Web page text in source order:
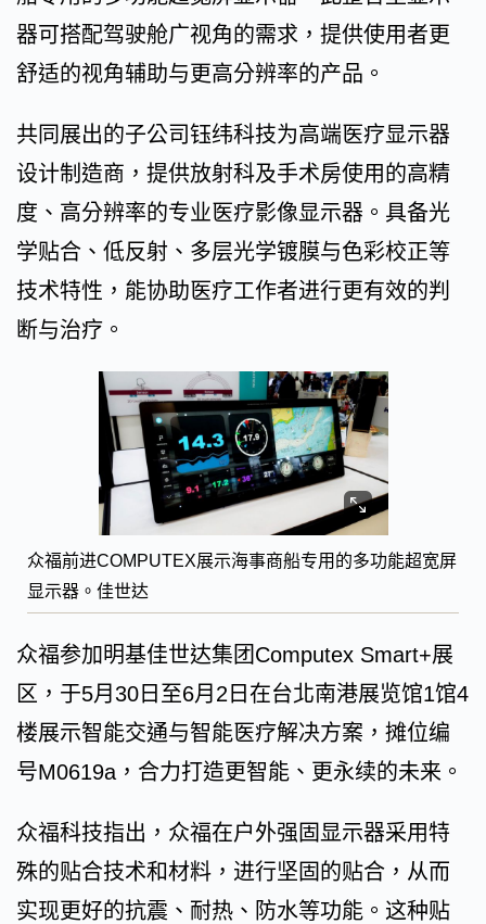
器可搭配驾驶舱广视角的需求，提供使用者更
舒适的视角辅助与更高分辨率的产品。
共同展出的子公司钰纬科技为高端医疗显示器
设计制造商，提供放射科及手术房使用的高精
度、高分辨率的专业医疗影像显示器。具备光
学贴合、低反射、多层光学镀膜与色彩校正等
技术特性，能协助医疗工作者进行更有效的判
断与治疗。
众福前进COMPUTEX展示海事商船专用的多功能超宽屏
显示器。佳世达
众福参加明基佳世达集团Computex Smart+展
区，于5月30日至6月2日在台北南港展览馆1馆4
楼展示智能交通与智能医疗解决方案，摊位编
号M0619a，合力打造更智能、更永续的未来。
众福科技指出，众福在户外强固显示器采用特
殊的贴合技术和材料，进行坚固的贴合，从而
实现更好的抗震、耐热、防水等功能。这种贴